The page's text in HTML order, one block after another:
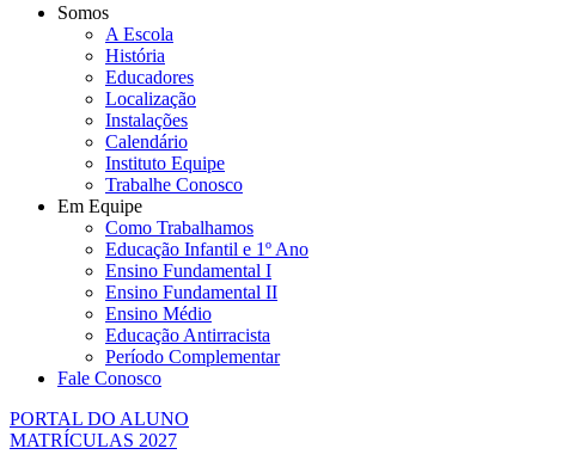
Somos
A Escola
História
Educadores
Localização
Instalações
Calendário
Instituto Equipe
Trabalhe Conosco
Em Equipe
Como Trabalhamos
Educação Infantil e 1º Ano
Ensino Fundamental I
Ensino Fundamental II
Ensino Médio
Educação Antirracista
Período Complementar
Fale Conosco
PORTAL DO ALUNO
MATRÍCULAS 2027